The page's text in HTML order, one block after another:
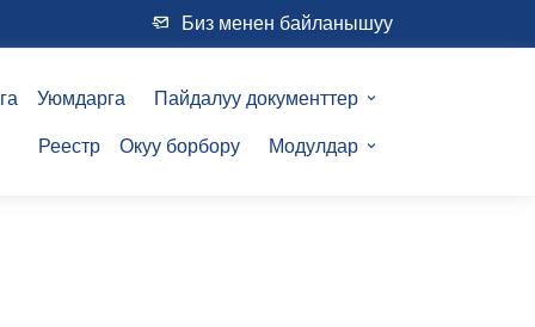
Биз менен байланышуу
Уюмдарга Пайдалуу документтер
Реестр Окуу борбору Модулдар